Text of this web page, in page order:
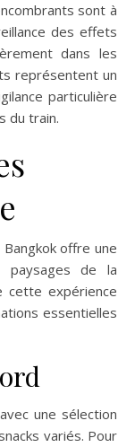
sont à
des effets
dans les
représentent un
particulière
du train.
offre une
paysages de la
cette expérience
essentielles
une sélection
variés. Pour